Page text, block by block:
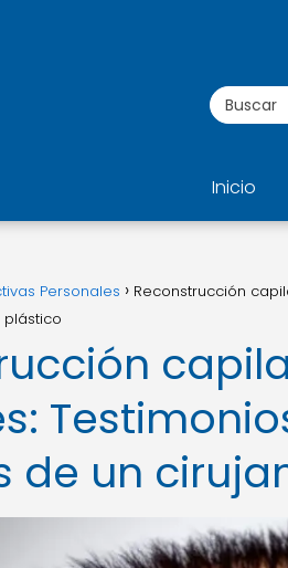
Inicio
Personales
Reconstrucción
de un